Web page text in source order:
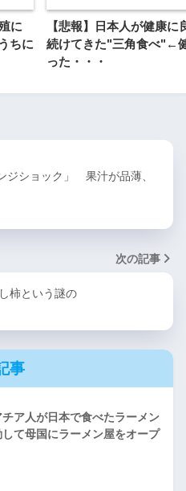
に
ちに
【悲報】日本人が健康に
続けてきた"三角食べ"←
った・・・
ジショック」 果汁が品薄、
次の記事
柿という謎の
事
チア人が日本で食べたラーメン
て母国にラーメン屋をオープ